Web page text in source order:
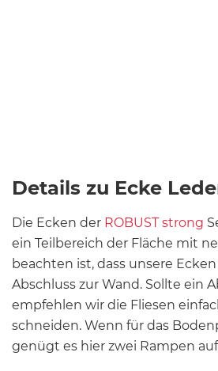
Details zu Ecke
Die Ecken der ROBUST strong
ein Teilbereich der Fläche mit
beachten ist, dass unsere
Abschluss zur Wand. Sollte ein
empfehlen wir die Fliesen
schneiden. Wenn für das
genügt es hier zwei Rampen